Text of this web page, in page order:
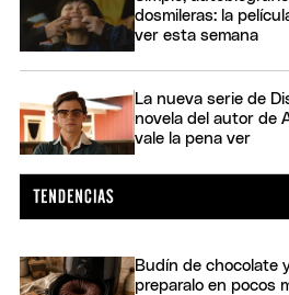
dosmileras: la
ver esta semana
La nueva serie de
novela del autor de
vale la pena ver
Budín de chocolate
preparalo en pocos